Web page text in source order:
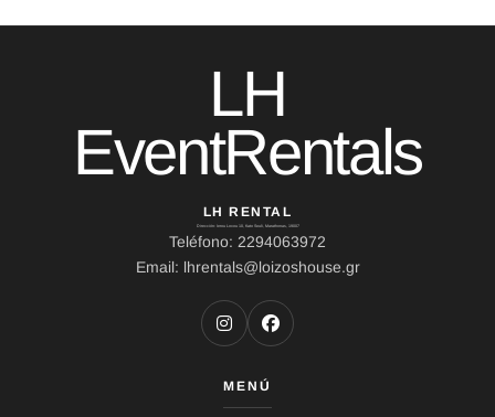
LH
EventRentals
LH RENTAL
Dirección: Ierou Loxou 10, Kato Souli, Marathonas, 19007
Teléfono: 2294063972
Email: lhrentals@loizoshouse.gr
MENÚ